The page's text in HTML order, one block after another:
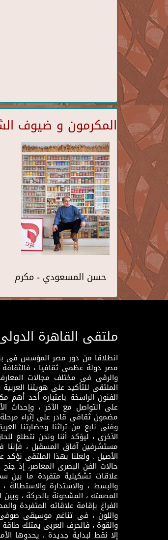
المكرمون و ضيوف
حسن المسعودي - مكرم
ملتقى القاهرة
انطلاقا من دور مصر المؤسس فى
مصر دولة عظمى ثقافيا ،
والرقى فى مختلف مجالات
الملتقى للتأكيد على هويتنا
الفنون الراسخة باعتباره أحد أهم
على التواصل مع الآخر ، وإحداث
وفنى نابع من تراثنا وحضارتنا
الأخرى ، ليؤكد أننا ونحن نتطلع
مستشرفين آفاق المسقبل ، فإننا
الأصيل . ولعلنا بهذا الملتقى
حالات الفن البصرى المعاصر، إذ
علاقات تشكيلية متفردة ما بين
والبسط ، والاستدارة والاستطالة
المصمته ، المشحونة بالحركة ،
الفراغ بإقامة علاقاته المتفردة
واللون ، فى تناغم موسيقى صوفى
والقوة ، فالحرف العربى يمتلك
إلا نقط لبداية جديدة ، يحدوها